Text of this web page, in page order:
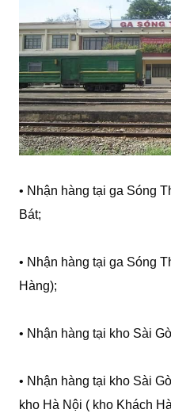
• Nhận hàng tại ga Sóng
Bát;
• Nhận hàng tại ga Sóng
Hàng);
• Nhận hàng tại kho Sài
• Nhận hàng tại kho Sài
kho Hà Nội ( kho Khách